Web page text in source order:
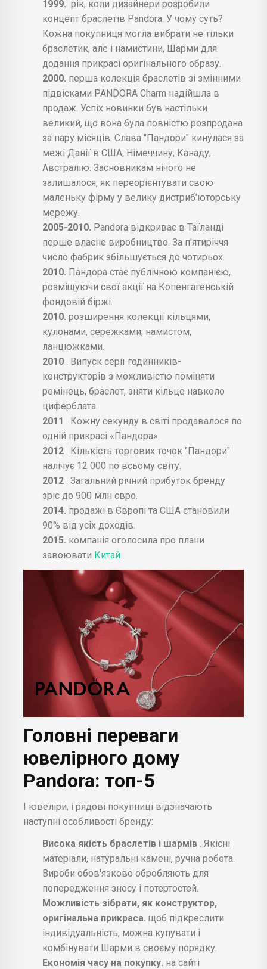
1999. рік, коли дизайнери розробили
концепт браслетів Pandora. У чому суть?
Кожна покупниця могла вибрати не тільки
браслетик, але і намистини, Шарми для
додання прикрасі оригінального образу.
2000. перша колекція браслетів зі змінними
підвісками PANDORA Charm надійшла в
продаж. Успіх новинки був настільки
великий, що вона була повністю розпродана
за пару місяців. Слава "Пандори" кинулася за
межі Данії в США, Німеччину, Канаду,
Австралію. Засновникам нічого не
залишалося, як переорієнтувати свою
маленьку фірму у велику дистриб'юторську
мережу.
2005-2010. Pandora відкриває в Таїланді
перше власне виробництво. За п'ятиріччя
число фабрик збільшується до чотирьох.
2010. Пандора стає публічною компанією,
розміщуючи свої акції на Копенгагенській
фондовій біржі.
2010. розширення колекції кільцями,
кулонами, сережками, намистом,
ланцюжками.
2010 . Випуск серії годинників-
конструкторів з можливістю поміняти
ремінець, браслет, зняти кільце навколо
циферблата.
2011 . Кожну секунду в світі продавалося по
одній прикрасі «Пандора».
2012 . Кількість торгових точок "Пандори"
налічує 12 000 по всьому світу.
2012 . Загальний річний прибуток бренду
зріс до 900 млн євро.
2014. продажі в Європі та США становили
90% від усіх доходів.
2015. компанія оголосила про плани
завоювати Китай .
Головні переваги
ювелірного дому
Pandora: топ-5
І ювеліри, і рядові покупниці відзначають
наступні особливості бренду:
Висока якість браслетів і шармів . Якісні
матеріали, натуральні камені, ручна робота.
Вироби обов'язково обробляють для
попередження зносу і потертостей.
Можливість зібрати, як конструктор,
оригінальна прикраса. щоб підкреслити
індивідуальність, можна купувати і
комбінувати Шарми в своєму порядку.
Економія часу на покупку. на сайті